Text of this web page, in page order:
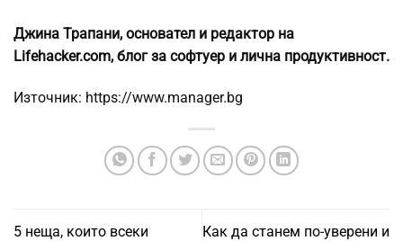
Джина Трапани, основател и редактор на
Lifehacker.com, блог за софтуер и лична продуктивност.
Източник: https://www.manager.bg
5 неща, които всеки
Как да станем по-уверени и